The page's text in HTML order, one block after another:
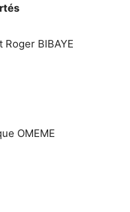
Roger BIBAYE
OMEME